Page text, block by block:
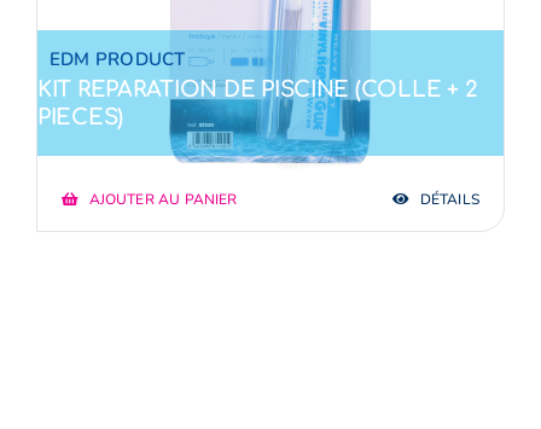
EDM PRODUCT
KIT REPARATION DE PISCINE (COLLE + 2
PIECES)
AJOUTER AU PANIER DÉTAILS